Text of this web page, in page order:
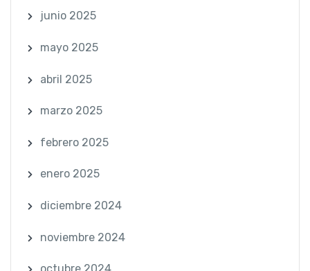
junio 2025
mayo 2025
abril 2025
marzo 2025
febrero 2025
enero 2025
diciembre 2024
noviembre 2024